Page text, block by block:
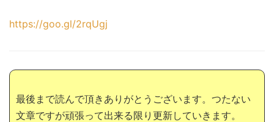
https://goo.gl/2rqUgj
最後まで読んで頂きありがとうございます。つたない
文章ですが頑張って出来る限り更新していきます。